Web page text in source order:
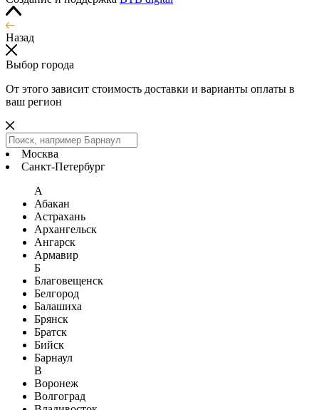
Назад
Выбор города
От этого зависит стоимость доставки и варианты оплаты в
ваш регион
Москва
Санкт-Петербург
А
Абакан
Астрахань
Архангельск
Ангарск
Армавир
Б
Благовещенск
Белгород
Балашиха
Брянск
Братск
Бийск
Барнаул
В
Воронеж
Волгоград